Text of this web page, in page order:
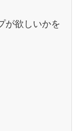
が欲しいかを